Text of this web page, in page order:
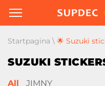
Startpagina \ 🌟 Suzuki
SUZUKI
All JIMNY